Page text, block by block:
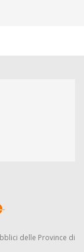
delle Province di